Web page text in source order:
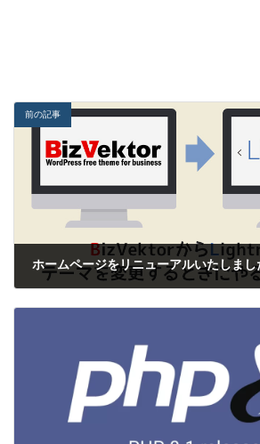
前の記事
ホームページをリニューアルいたしまし